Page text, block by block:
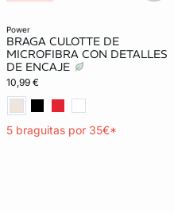
power
BRAGA CULOTTE DE
MICROFIBRA CON DETALLES
DE ENCAJE
10,99 €
5 braguitas por 35€*